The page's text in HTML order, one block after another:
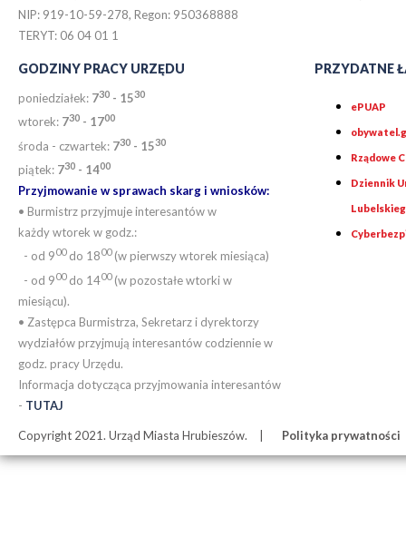
NIP: 919-10-59-278, Regon: 950368888
TERYT: 06 04 01 1
GODZINY PRACY URZĘDU
poniedziałek: 730 - 1530
wtorek: 730 - 1700
środa - czwartek: 730 - 1530
piątek: 730 - 1400
Przyjmowanie w sprawach skarg i wniosków:
• Burmistrz przyjmuje interesantów w
każdy wtorek w godz.:
- od 900do 1800(w pierwszy wtorek miesiąca)
- od 900do 1400(w pozostałe wtorki w
miesiącu).
• Zastępca Burmistrza, Sekretarz i dyrektorzy
wydziałów przyjmują interesantów codziennie w
godz. pracy Urzędu.
Informacja dotycząca przyjmowania interesantów
- TUTAJ
PRZYDATNE
ePUAP
Rządowe
Dziennik
Copyright 2021. Urząd Miasta Hrubieszów. Polityka prywatności